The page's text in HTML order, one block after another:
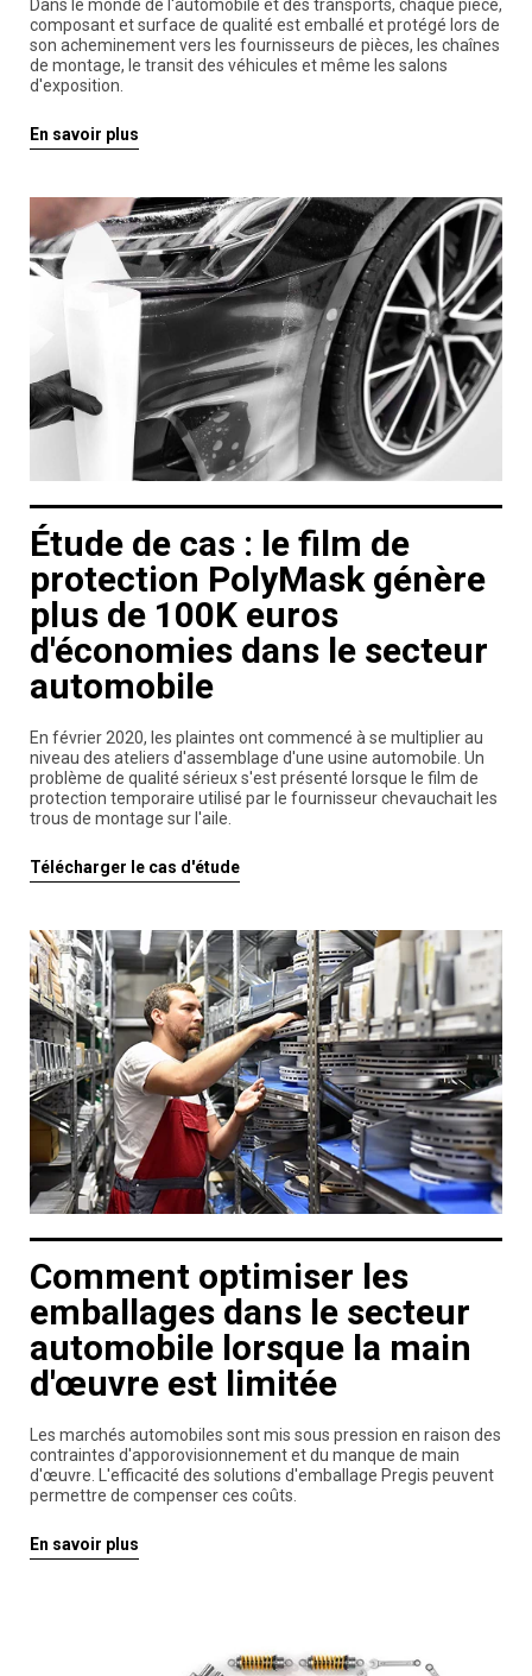
Dans le monde de l'automobile et des transports, chaque pièce,
composant et surface de qualité est emballé et protégé lors de
son acheminement vers les fournisseurs de pièces, les chaînes
de montage, le transit des véhicules et même les salons
d'exposition.
En savoir plus
Étude de cas : le film de
protection PolyMask génère
plus de 100K euros
d'économies dans le secteur
automobile
En février 2020, les plaintes ont commencé à se multiplier au
niveau des ateliers d'assemblage d'une usine automobile. Un
problème de qualité sérieux s'est présenté lorsque le film de
protection temporaire utilisé par le fournisseur chevauchait les
trous de montage sur l'aile.
Télécharger le cas d'étude
Comment optimiser les
emballages dans le secteur
automobile lorsque la main
d'œuvre est limitée
Les marchés automobiles sont mis sous pression en raison des
contraintes d'apporovisionnement et du manque de main
d'œuvre. L'efficacité des solutions d'emballage Pregis peuvent
permettre de compenser ces coûts.
En savoir plus